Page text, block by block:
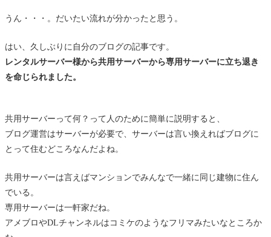
うん・・・。だいたい流れが分かったと思う。
はい、久しぶりに自分のブログの記事です。
レンタルサーバー様から共用サーバーから専用サーバーに立ち退き
を命じられました。
共用サーバーって何？って人のために簡単に説明すると、
ブログ運営はサーバーが必要で、サーバーは言い換えればブログに
とって住むどころなんだよね。
共用サーバーは言えばマンションでみんなで一緒に同じ建物に住ん
でいる。
専用サーバーは一軒家だね。
アメブロやDLチャンネルはコミケのようなフリマみたいなところか